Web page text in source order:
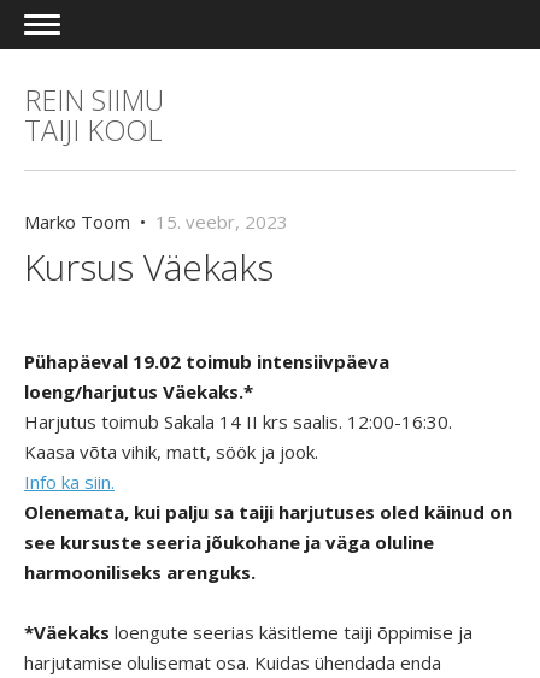
REIN SIIMU
TAIJI KOOL
Marko Toom • 15. veebr, 2023
Kursus Väekaks
Pühapäeval 19.02 toimub intensiivpäeva
loeng/harjutus Väekaks.*
Harjutus toimub Sakala 14 II krs saalis. 12:00-16:30.
Kaasa võta vihik, matt, söök ja jook.
Info ka siin.
Olenemata, kui palju sa taiji harjutuses oled käinud on
see kursuste seeria jõukohane ja väga oluline
harmooniliseks arenguks.
*Väekaks loengute seerias käsitleme taiji õppimise ja
harjutamise olulisemat osa. Kuidas ühendada enda